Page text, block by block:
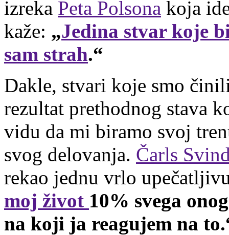
izreka Peta Polsona koja
kaže: „Jedina stvar koje
sam strah.“
Dakle, stvari koje smo
rezultat prethodnog stava
vidu da mi biramo svoj
svog delovanja. Čarls
rekao jednu vrlo
moj život 10% svega
na koji ja reagujem na